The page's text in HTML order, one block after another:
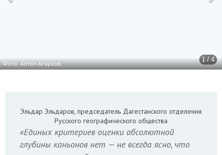
1 / 4
Фото: Антон Агарков
Эльдар Эльдаров, председатель Дагестанского отделения
Русского географического общества
«Единых критериев оценки абсолютной
глубины каньонов нет — не всегда ясно, что